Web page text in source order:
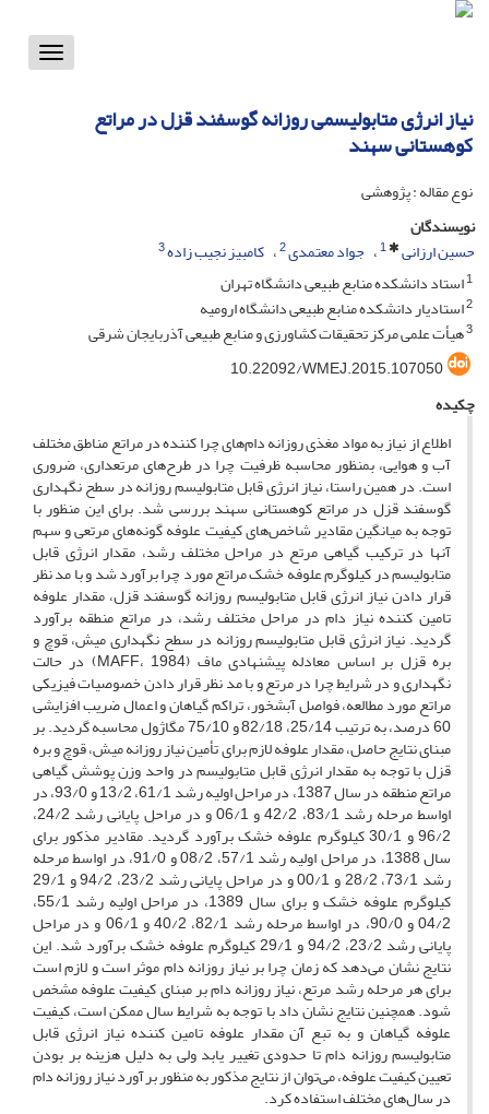
Toggle
نیاز انرژی متابولیسمی روزانه گوسفند قزل در مراتع
کوهستانی سهند
نوع مقاله : پژوهشی
نویسندگان
حسین ارزانی
1 جواد معتمدی2 کامبیز نجیب زاده3
1استاد دانشکده منابع طبیعی دانشگاه تهران
2استادیار دانشکده منابع طبیعی دانشگاه ارومیه
3هیأت علمی مرکز تحقیقات کشاورزی و منابع طبیعی آذربایجان شرقی
10.22092/WMEJ.2015.107050
چکیده
اطلاع از نیاز به مواد مغذی روزانه دام‌های چرا کننده در مراتع مناطق مختلف
آب و هوایی، بمنظور محاسبه ظرفیت چرا در طرح‌های مرتعداری، ضروری
است. در همین راستا، نیاز انرژی قابل متابولیسم روزانه در سطح نگهداری
گوسفند قزل در مراتع کوهستانی سهند بررسی شد. برای این منظور با
توجه به میانگین مقادیر شاخص‌های کیفیت علوفه گونه‌های مرتعی و سهم
آنها در ترکیب گیاهی مرتع در مراحل مختلف رشد، مقدار انرژی قابل
متابولیسم در کیلوگرم علوفه خشک مراتع مورد چرا برآورد شد و با مد نظر
قرار دادن نیاز انرژی قابل متابولیسم روزانه گوسفند قزل، مقدار علوفه
تامین کننده نیاز دام در مراحل مختلف رشد، در مراتع منطقه برآورد
گردید. نیاز انرژی قابل متابولیسم روزانه در سطح نگهداری میش، قوچ و
بره قزل بر اساس معادله پیشنهادی ماف (MAFF، 1984) در حالت
نگهداری و در شرایط چرا در مرتع و با مد نظر قرار دادن خصوصیات فیزیکی
مراتع مورد مطالعه، فواصل آبشخور، تراکم گیاهان و اعمال ضریب افزایشی
60 درصد، به ترتیب 25/14، 82/18 و 75/10 مگاژول محاسبه گردید. بر
مبنای نتایج حاصل، مقدار علوفه لازم برای تأمین نیاز روزانه میش، قوچ و بره
قزل با توجه به مقدار انرژی قابل متابولیسم در واحد وزن پوشش گیاهی
مراتع منطقه در سال 1387، در مراحل اولیه رشد 61/1، 13/2 و 93/0، در
اواسط مرحله رشد 83/1، 42/2 و 06/1 و در مراحل پایانی رشد 24/2،
96/2 و 30/1 کیلوگرم علوفه خشک برآورد گردید. مقادیر مذکور برای
سال 1388، در مراحل اولیه رشد 57/1، 08/2 و 91/0، در اواسط مرحله
رشد 73/1، 28/2 و 00/1 و در مراحل پایانی رشد 23/2، 94/2 و 29/1
کیلوگرم علوفه خشک و برای سال 1389، در مراحل اولیه رشد ‌55/1،
04/2 و 90/0، در اواسط مرحله رشد 82/1، 40/2 و 06/1 و در مراحل
پایانی رشد ‌23/2، 94/2 و 29/1 کیلوگرم علوفه خشک برآورد شد. این
نتایج نشان می‌دهد که زمان چرا بر نیاز روزانه دام موثر است و لازم است
برای هر مرحله رشد مرتع، نیاز روزانه دام بر مبنای کیفیت علوفه مشخص
شود. همچنین نتایج نشان داد با توجه به شرایط سال ممکن است، کیفیت
علوفه گیاهان و به تبع آن مقدار علوفه تامین کننده نیاز انرژی قابل
متابولیسم روزانه دام تا حدودی تغییر یابد ولی به دلیل هزینه بر بودن
تعیین کیفیت علوفه، می‌توان از نتایج مذکور به منظور برآورد نیاز روزانه دام
در سال‌های مختلف استفاده کرد.